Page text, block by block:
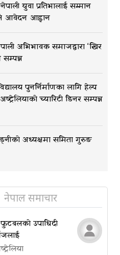
युवा प्रतिभालाई सम्मान
आवेदन आह्वान
अभिभावक समाजद्वारा ‘खिर
सम्पन्न
पुनर्निर्माणका लागि हेल्प
च्यारिटी डिनर सम्पन्न
अध्यक्षमा समिता गुरुङ
नेपाल समाचार
उपाधि दी